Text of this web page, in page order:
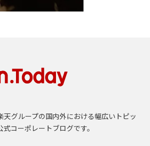
グループの国内外における幅広いトピッ
コーポレートブログです。